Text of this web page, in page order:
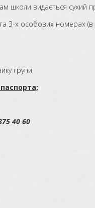
школи видається сухий
3-х особових номерах (в
групи:
40 60